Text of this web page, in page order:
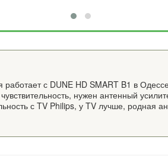
с DUNE HD SMART B1 в
нужен антенный
с TV Philips, у TV лучше, родная